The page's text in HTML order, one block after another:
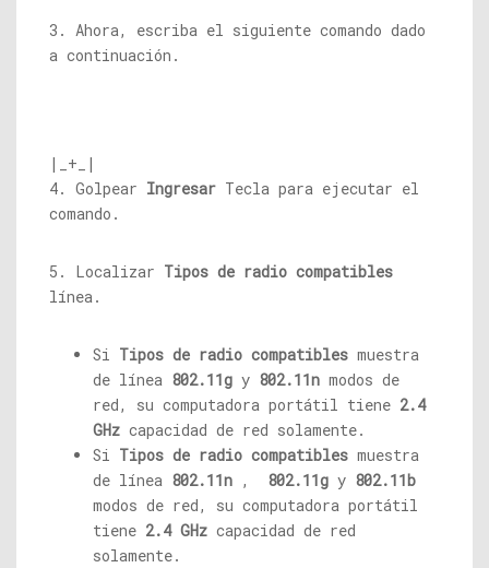
3. Ahora, escriba el siguiente comando dado
a continuación.
|_+_|
4. Golpear Ingresar Tecla para ejecutar el
comando.
5. Localizar Tipos de radio compatibles
línea.
Si Tipos de radio compatibles muestra
de línea 802.11g y 802.11n modos de
red, su computadora portátil tiene 2.4
GHz capacidad de red solamente.
Si Tipos de radio compatibles muestra
de línea 802.11n , 802.11g y 802.11b
modos de red, su computadora portátil
tiene 2.4 GHz capacidad de red
solamente.